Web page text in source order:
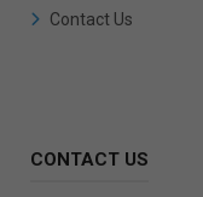
Contact Us
CONTACT US